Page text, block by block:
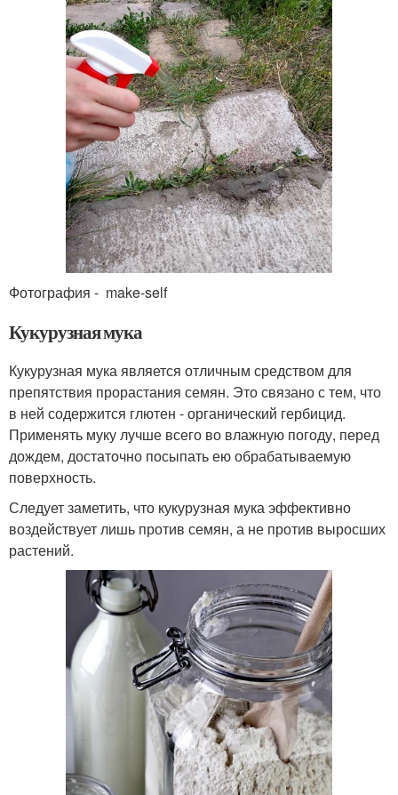
Фотография - make-self
Кукурузная мука
Кукурузная мука является отличным средством для
препятствия прорастания семян. Это связано с тем, что
в ней содержится глютен - органический гербицид.
Применять муку лучше всего во влажную погоду, перед
дождем, достаточно посыпать ею обрабатываемую
поверхность.
Следует заметить, что кукурузная мука эффективно
воздействует лишь против семян, а не против выросших
растений.